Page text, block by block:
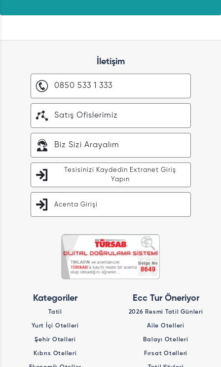
İletişim
0850 533 1 333
Satış Ofislerimiz
Biz Sizi Arayalım
Tesisinizi Kaydedin Extranet Giriş
Yapın
Acenta Girişi
Kategoriler
Tatil
Yurt İçi Otelleri
Şehir Otelleri
Kıbrıs Otelleri
Ecc Tur Öneriyor
2026 Resmi Tatil Günleri
Aile Otelleri
Balayı Otelleri
Fırsat Otelleri